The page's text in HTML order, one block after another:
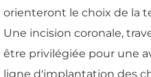
orienteront le choix de la
Une incision coronale,
être privilégiée pour une
ligne d'implantation des